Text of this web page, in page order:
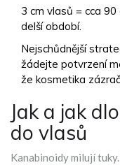
3 cm vlasů = cca
delší období.
Nejschůdnější
žádejte potvrzení
že kosmetika
Jak a jak
do vlasů
Kanabinoidy milují